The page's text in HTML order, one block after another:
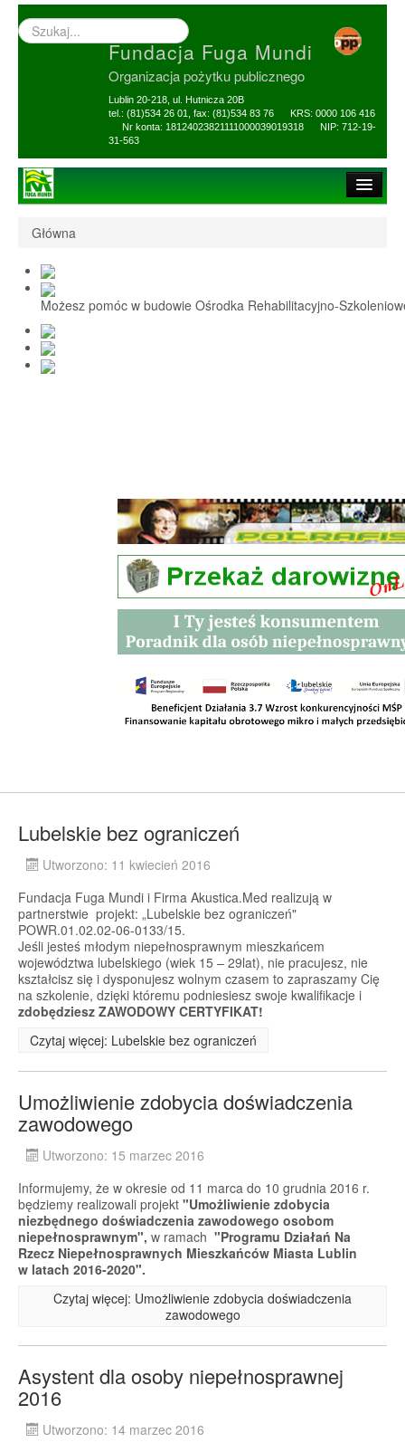
Wyszukiwarka
–
Fundacja Fuga Mundi
Organizacja pożytku publicznego
Lublin 20-218, ul. Hutnicza 20B
tel.: (81)534 26 01, fax: (81)534 83 76 KRS: 0000 106 416
Nr konta: 18124023821111000039019318 NIP: 712-19-
31-563
1,5% i darowizny
Nasi Beneficjenci
Ośrodek Reh-Szkol
Sprawozdania
Główna
Możesz pomóc w budowie Ośrodka Rehabilitacyjno-
Lubelskie bez ograniczeń
Utworzono: 11 kwiecień 2016
Fundacja Fuga Mundi i Firma Akustica.Med realizują w
partnerstwie projekt: „Lubelskie bez ograniczeń"
POWR.01.02.02-06-0133/15.
Jeśli jesteś młodym niepełnosprawnym mieszkańcem
województwa lubelskiego (wiek 15 – 29lat), nie pracujesz, nie
kształcisz się i dysponujesz wolnym czasem to zapraszamy Cię
na szkolenie, dzięki któremu podniesiesz swoje kwalifikacje i
zdobędziesz ZAWODOWY CERTYFIKAT!
Czytaj więcej: Lubelskie bez ograniczeń
Umożliwienie zdobycia doświadczenia
zawodowego
Utworzono: 15 marzec 2016
Informujemy, że w okresie od 11 marca do 10 grudnia 2016 r.
będziemy realizowali projekt "Umożliwienie zdobycia
niezbędnego doświadczenia zawodowego osobom
niepełnosprawnym", w ramach "Programu Działań Na
Rzecz Niepełnosprawnych Mieszkańców Miasta Lublin
w latach 2016-2020".
Czytaj więcej: Umożliwienie zdobycia doświadczenia
zawodowego
Asystent dla osoby niepełnosprawnej
2016
Utworzono: 14 marzec 2016